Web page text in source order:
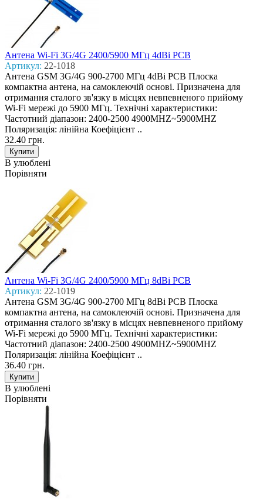
Антена Wi-Fi 3G/4G 2400/5900 MГц 4dBi PCB
Артикул: 22-1018
Антена GSM 3G/4G 900-2700 MГц 4dBi PCB Плоска
компактна антена, на самоклеючій основі. Призначена для
отримання сталого зв'язку в місцях невпевненого прийому
Wi-Fi мережі до 5900 МГц. Технічні характеристики:
Частотний діапазон: 2400-2500 4900MHZ~5900MHZ
Поляризація: лінійна Коефіцієнт ..
32.40 грн.
В улюблені
Порівняти
Антена Wi-Fi 3G/4G 2400/5900 MГц 8dBi PCB
Артикул: 22-1019
Антена GSM 3G/4G 900-2700 MГц 8dBi PCB Плоска
компактна антена, на самоклеючій основі. Призначена для
отримання сталого зв'язку в місцях невпевненого прийому
Wi-Fi мережі до 5900 МГц. Технічні характеристики:
Частотний діапазон: 2400-2500 4900MHZ~5900MHZ
Поляризація: лінійна Коефіцієнт ..
36.40 грн.
В улюблені
Порівняти